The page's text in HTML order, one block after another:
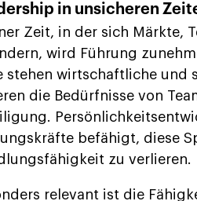
in unsicheren
Zeit, in der sich Märkte,
wird Führung
stehen wirtschaftliche und
die Bedürfnisse von
befähigt, diese
zu verlieren.
relevant ist die